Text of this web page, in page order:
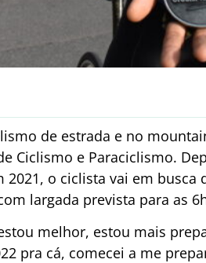
de estrada e no
Ciclismo e Paraciclismo.
2021, o ciclista vai em
largada prevista para as
melhor, estou mais
pra cá, comecei a me